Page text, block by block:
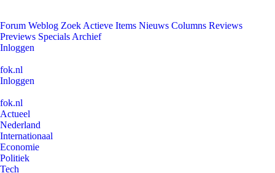
Forum Weblog Zoek Actieve Items Nieuws Columns Reviews
Previews Specials Archief
Inloggen
fok.nl
Inloggen
fok.nl
Actueel
Nederland
Internationaal
Economie
Politiek
Tech